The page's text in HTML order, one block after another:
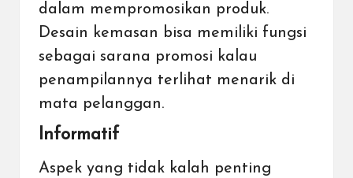
dalam mempromosikan produk.
Desain kemasan bisa memiliki fungsi
sebagai sarana promosi kalau
penampilannya terlihat menarik di
mata pelanggan.
Informatif
Aspek yang tidak kalah penting